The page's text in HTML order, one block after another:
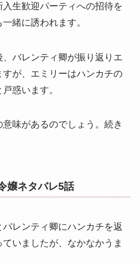
生歓迎パーティへの招待を
緒に誘われます。
バレンティ卿が振り返りエ
すが、エミリーはハンカチの
惑います。
味があるのでしょう。続き
嬢ネタバレ5話
レンティ卿にハンカチを返
いましたが、なかなかうま